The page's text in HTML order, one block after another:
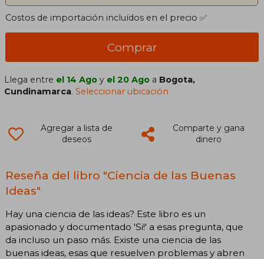
Costos de importación incluídos en el precio ✅
Comprar
Llega entre el 14 Ago y el 20 Ago a Bogota,
Cundinamarca.Seleccionar ubicación
Agregar a lista de
deseos
Comparte y gana
dinero
Reseña del libro "Ciencia de las Buenas
Ideas"
Hay una ciencia de las ideas? Este libro es un
apasionado y documentado 'Si!' a esas pregunta, que
da incluso un paso más. Existe una ciencia de las
buenas ideas, esas que resuelven problemas y abren